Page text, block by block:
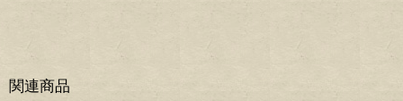
関連商品